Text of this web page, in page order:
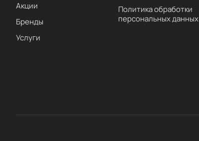
Акции
Бренды
Услуги
Политика обработки
персональных данных